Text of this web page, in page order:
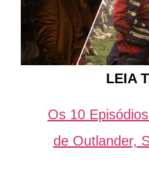
LEIA
Os 10
de Outlander,